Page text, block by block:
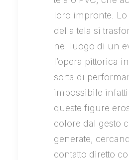
loro impronte. Lo
della tela si
nel luogo di un
l’opera pittorica
sorta di
impossibile
queste figure
colore dal gesto
generate,
contatto diretto